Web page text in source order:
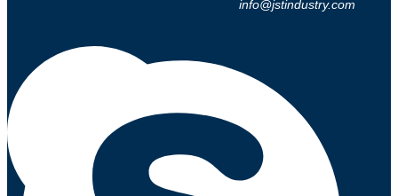
info@jstindustry.com